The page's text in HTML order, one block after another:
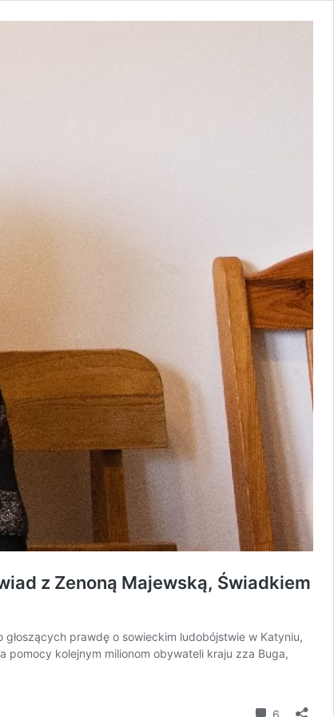
z Zenoną Majewską, Świadkiem
prawdę o sowieckim ludobójstwie w Katyniu,
pomocy kolejnym milionom obywateli kraju zza Buga,